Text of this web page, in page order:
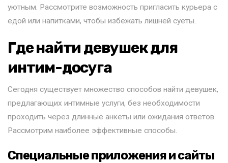
уютным. Рассмотрите возможность пригласить курьера с
едой или напитками, чтобы избежать лишней суеты.
Где найти девушек для
интим-досуга
Сегодня существует множество способов найти девушек,
предлагающих интимные услуги, без необходимости
проходить через длинные анкеты или ожидания ответов.
Рассмотрим наиболее эффективные способы.
Специальные приложения и сайты